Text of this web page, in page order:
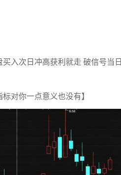
入次日冲高获利就走 破信号当日
对你一点意义也没有】